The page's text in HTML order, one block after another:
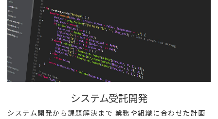
システム受託開発
システム開発から課題解決まで 業務や組織に合わせた計画